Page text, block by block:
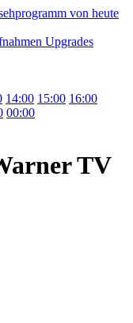
Upgrades
14:00 15:00 16:00
00:00
TV